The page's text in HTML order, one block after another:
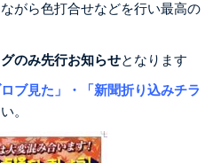
がら色打合せなどを行い最高の
のみ先行お知らせとなります
ロブ見た」・「新聞折り込みチラ
。